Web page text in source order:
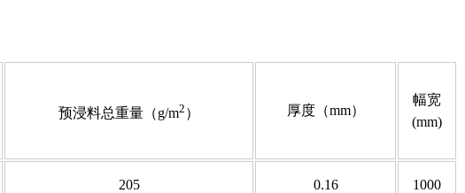
预浸料总重量（g/m2 ） 厚度（mm）
幅宽
(mm)
205 0.16 1000